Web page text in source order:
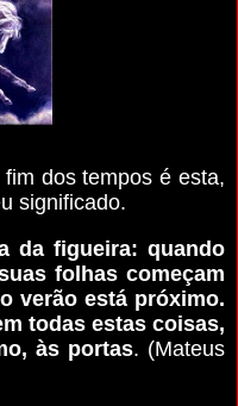
dos tempos é esta,
significado.
da figueira: quando
folhas começam
verão está próximo.
todas estas coisas,
às portas. (Mateus